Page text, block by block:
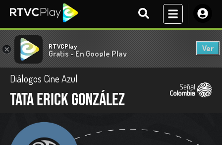
× RTVCPlay
Gratis - En Google Play
Ver
Diálogos Cine Azul
Tata Erick González